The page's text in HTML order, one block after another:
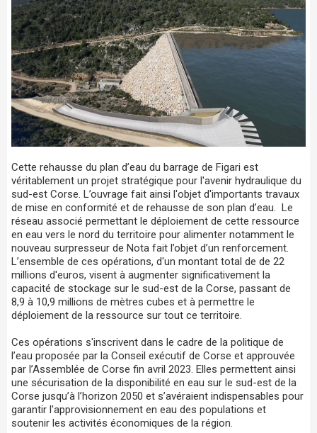
Cette rehausse du plan d’eau du barrage de Figari est
véritablement un projet stratégique pour l'avenir hydraulique du
sud-est Corse. L’ouvrage fait ainsi l'objet d'importants travaux
de mise en conformité et de rehausse de son plan d’eau. Le
réseau associé permettant le déploiement de cette ressource
en eau vers le nord du territoire pour alimenter notamment le
nouveau surpresseur de Nota fait l’objet d’un renforcement.
L’ensemble de ces opérations, d'un montant total de de 22
millions d'euros, visent à augmenter significativement la
capacité de stockage sur le sud-est de la Corse, passant de
8,9 à 10,9 millions de mètres cubes et à permettre le
déploiement de la ressource sur tout ce territoire.
Ces opérations s'inscrivent dans le cadre de la politique de
l’eau proposée par la Conseil exécutif de Corse et approuvée
par l’Assemblée de Corse fin avril 2023. Elles permettent ainsi
une sécurisation de la disponibilité en eau sur le sud-est de la
Corse jusqu’à l’horizon 2050 et s’avéraient indispensables pour
garantir l'approvisionnement en eau des populations et
soutenir les activités économiques de la région.